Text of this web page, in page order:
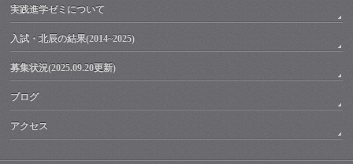
実践進学ゼミについて
入試・北辰の結果(2014~2025)
募集状況(2025.09.20更新)
ブログ
アクセス